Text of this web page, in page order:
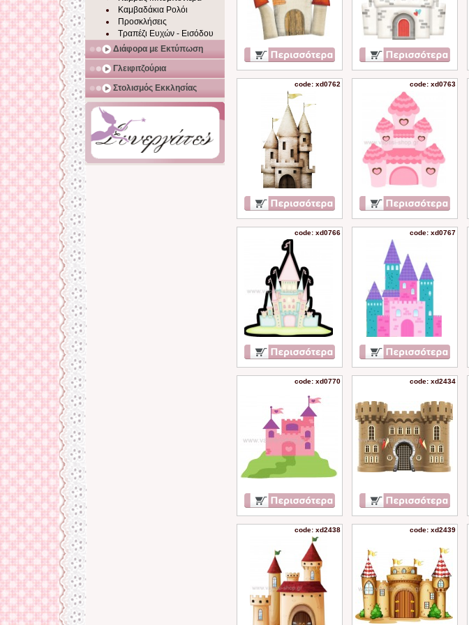
Καμβαδάκια Ρολόι
Προσκλήσεις
Τραπέζι Ευχών - Εισόδου
Διάφορα με Εκτύπωση
Γλειφιτζούρια
Στολισμός Εκκλησίας
code: xd0762 code: xd0763
code: xd0766 code: xd0767
code: xd0770 code: xd2434
code: xd2438 code: xd2439